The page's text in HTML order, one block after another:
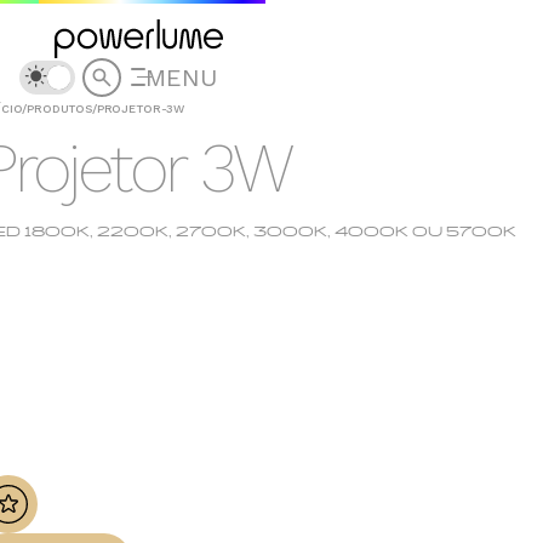
MENU
/PRODUTOS/PROJETOR-3W
3W
1800K, 2200K, 2700K, 3000K, 4000K OU 5700K